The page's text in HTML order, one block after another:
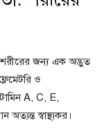
জন্য এক অদ্ভুত
ও
A, C, E,
স্বাস্থ্যকর।